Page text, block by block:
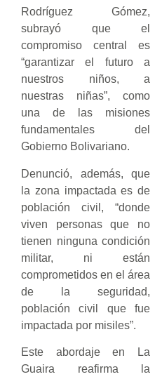
Rodríguez Gómez,
subrayó que el
compromiso central es
“garantizar el futuro a
nuestros niños, a
nuestras niñas”, como
una de las misiones
fundamentales del
Gobierno Bolivariano.
Denunció, además, que
la zona impactada es de
población civil, “donde
viven personas que no
tienen ninguna condición
militar, ni están
comprometidos en el área
de la seguridad,
población civil que fue
impactada por misiles”.
Este abordaje en La
Guaira reafirma la